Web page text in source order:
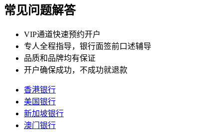
常见问题解答
VIP通道快速预约开户
专人全程指导，银行面签前口述辅导
品质和品牌均有保证
开户确保成功，不成功就退款
香港银行
美国银行
新加坡银行
澳门银行